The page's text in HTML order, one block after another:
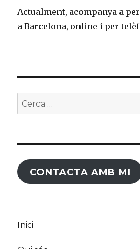
Actualment, acompanya a
a Barcelona, online i per
Cerca:
CONTACTA AMB MI
Inici